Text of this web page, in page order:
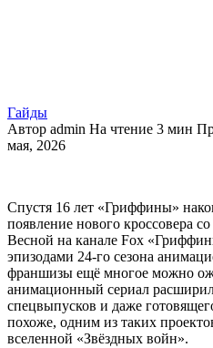
Гайды
Автор admin На чтение 3 мин
мая, 2026
Спустя 16 лет «Гриффины»
появление нового кроссовера
Весной на канале Fox
эпизодами 24-го сезона
франшизы ещё многое можно
анимационный сериал
спецвыпусков и даже
похоже, одним из таких
вселенной «Звёздных войн».